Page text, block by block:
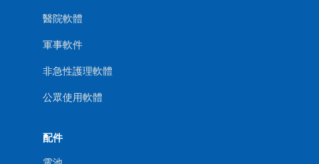
醫院軟體
軍事軟件
非急性護理軟體
公眾使用軟體
配件